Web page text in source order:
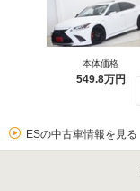
本体価格
549.8万円
ESの中古車情報を見る